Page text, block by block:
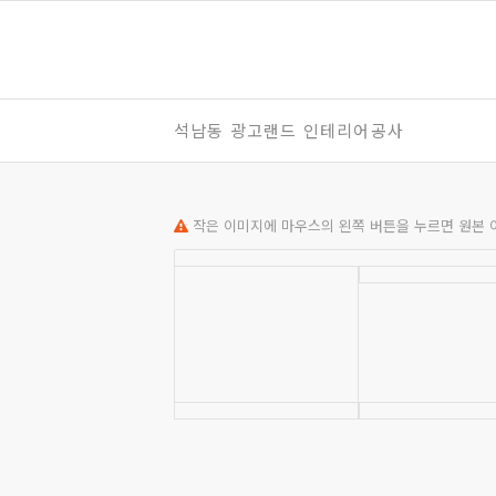
석남동 광고랜드 인테리어공사
작은 이미지에 마우스의 왼쪽 버튼을 누르면 원본